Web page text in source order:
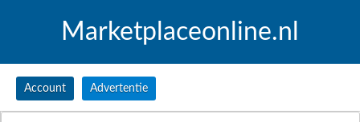
Marketplaceonline.nl
Account Advertentie